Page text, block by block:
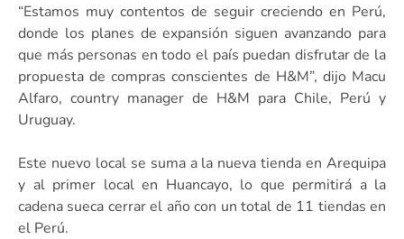
“Estamos muy contentos de seguir creciendo en Perú,
donde los planes de expansión siguen avanzando para
que más personas en todo el país puedan disfrutar de la
propuesta de compras conscientes de H&M”, dijo Macu
Alfaro, country manager de H&M para Chile, Perú y
Uruguay.
Este nuevo local se suma a la nueva tienda en Arequipa
y al primer local en Huancayo, lo que permitirá a la
cadena sueca cerrar el año con un total de 11 tiendas en
el Perú.